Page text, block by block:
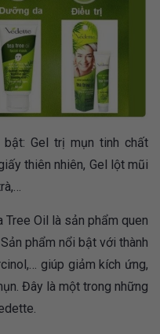
Gel trị mụn tinh chất
thiên nhiên, Gel lột mũi
Oil là sản phẩm quen
phẩm nổi bật với thành
giúp giảm kích ứng,
Đây là một trong những